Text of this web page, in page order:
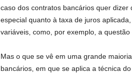
caso dos contratos bancários quer
especial quanto à taxa de juros
variáveis, como, por exemplo, a questão
Mas o que se vê em uma grande
bancários, em que se aplica a técnica